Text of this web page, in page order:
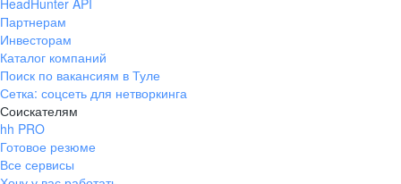
HeadHunter API
Партнерам
Инвесторам
Каталог компаний
Поиск по вакансиям в Туле
Сетка: соцсеть для нетворкинга
Соискателям
hh PRO
Готовое резюме
Все сервисы